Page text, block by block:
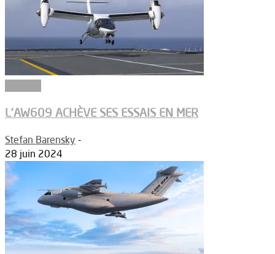
L’AW609 ACHÈVE SES ESSAIS EN MER
Stefan Barensky -
28 juin 2024